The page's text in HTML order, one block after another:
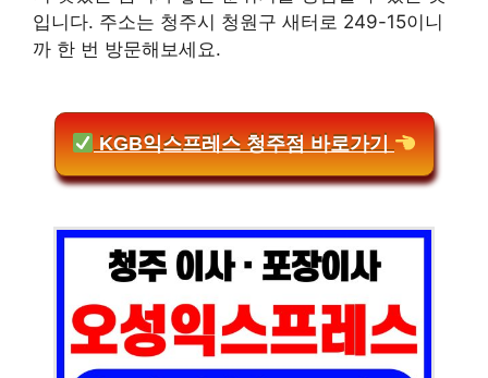
입니다. 주소는 청주시 청원구 새터로 249-15이니
까 한 번 방문해보세요.
KGB익스프레스 청주점 바로가기